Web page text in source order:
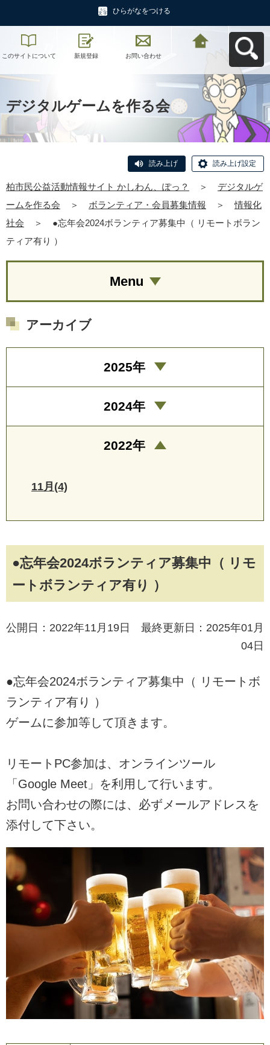
ひらがなをつける
このサイトについて 新規登録 お問い合わせ
デジタルゲームを作る会
読み上げ 読み上げ設定
柏市民公益活動情報サイト かしわん、ぽっ？ ＞
デジタルゲ
ームを作る会
＞ ボランティア・会員募集情報 ＞
情報化
社会
＞
●忘年会2024ボランティア募集中（ リモートボラン
ティア有り ）
●忘年会2024ボランティア募集中（ リモ
ートボランティア有り ）
公開日：2022年11月19日 最終更新日：2025年01月
04日
●忘年会2024ボランティア募集中（ リモートボ
ランティア有り ）
ゲームに参加等して頂きます。
リモートPC参加は、オンラインツール
「Google Meet」を利用して行います。
お問い合わせの際には、必ずメールアドレスを
添付して下さい。
Menu
アーカイブ
2025年
2024年
2022年
11月(4)